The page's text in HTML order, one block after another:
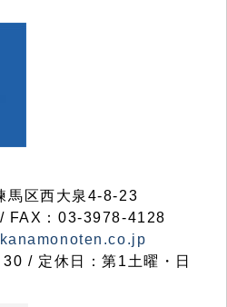
区西大泉4-8-23
FAX：03-3978-4128
/ 定休日：第1土曜・日